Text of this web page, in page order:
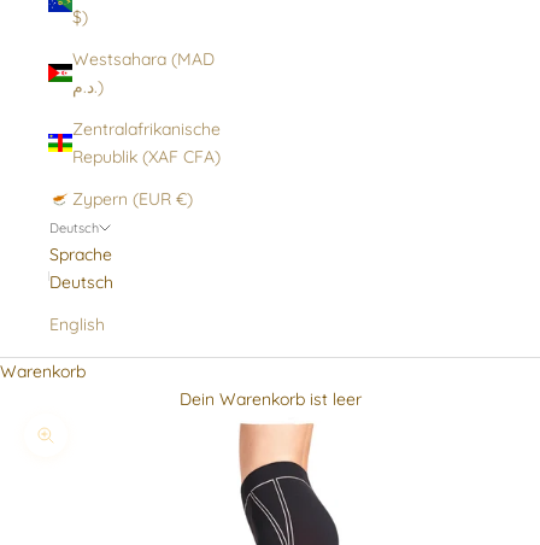
$)
Westsahara (MAD
د.م.)
Zentralafrikanische
Republik (XAF CFA)
Zypern (EUR €)
Deutsch
Sprache
Deutsch
English
Warenkorb
Dein Warenkorb ist leer
Bild vergrößern